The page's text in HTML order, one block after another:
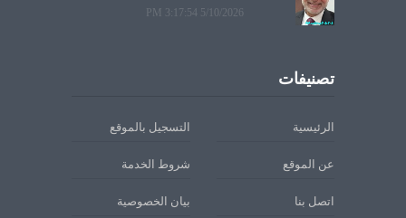
5/10/2026 3:17:54 PM
تصنيفات
الرئيسية التسجيل بالموقع
عن الموقع شروط الخدمة
اتصل بنا بيان الخصوصية